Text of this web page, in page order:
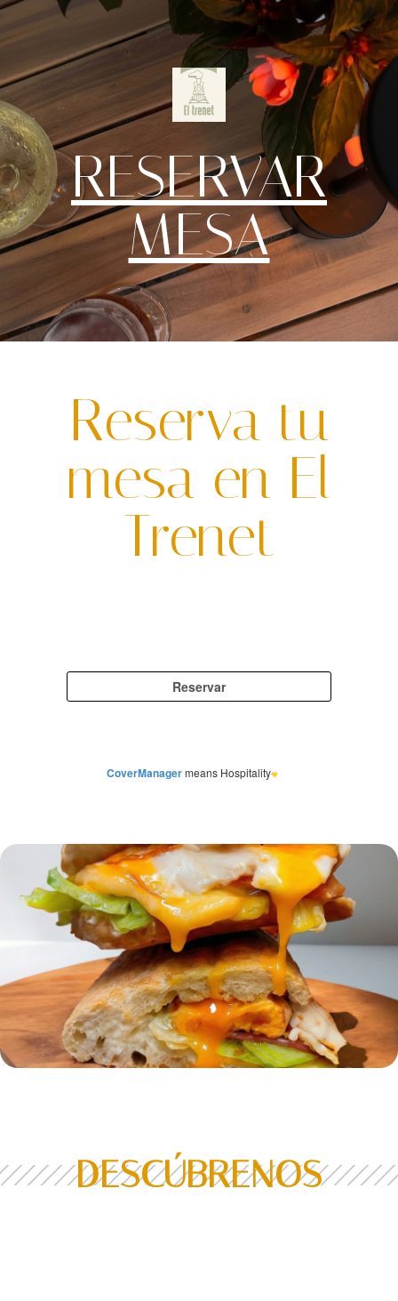
RESERVAR
MESA
Reserva tu
mesa en El
Trenet
DESCÚBRENOS